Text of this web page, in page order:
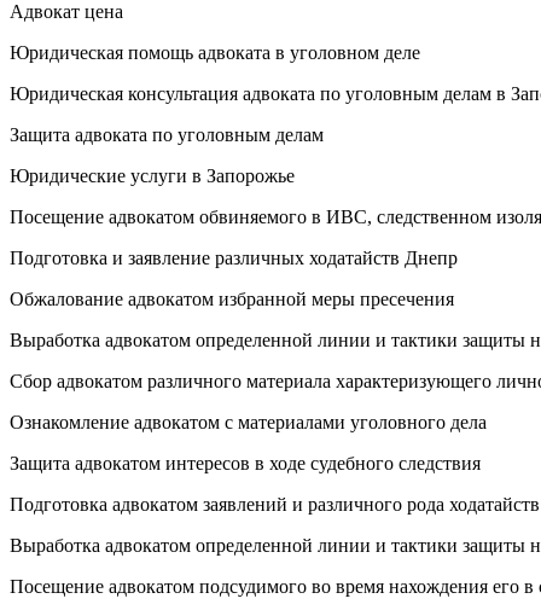
Адвокат цена
Юридическая помощь адвоката в уголовном деле
Юридическая консультация адвоката по уголовным делам в
Защита адвоката по уголовным делам
Юридические услуги в Запорожье
Посещение адвокатом обвиняемого в ИВС, следственном
Подготовка и заявление различных ходатайств Днепр
Обжалование адвокатом избранной меры пресечения
Выработка адвокатом определенной линии и тактики защиты
Сбор адвокатом различного материала характеризующего
Ознакомление адвокатом с материалами уголовного дела
Защита адвокатом интересов в ходе судебного следствия
Подготовка адвокатом заявлений и различного рода ходатайств
Выработка адвокатом определенной линии и тактики защиты
Посещение адвокатом подсудимого во время нахождения его в